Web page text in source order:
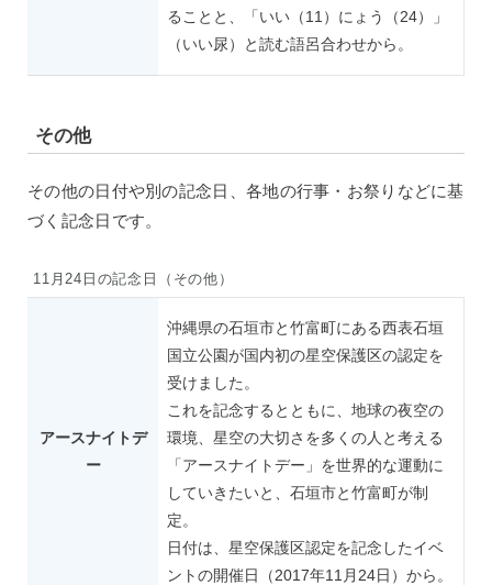
ることと、「いい（11）にょう（24）」
（いい尿）と読む語呂合わせから。
その他
その他の日付や別の記念日、各地の行事・お祭りなどに基
づく記念日です。
11月24日の記念日（その他）
アースナイトデ
ー
沖縄県の石垣市と竹富町にある西表石垣
国立公園が国内初の星空保護区の認定を
受けました。
これを記念するとともに、地球の夜空の
環境、星空の大切さを多くの人と考える
「アースナイトデー」を世界的な運動に
していきたいと、石垣市と竹富町が制
定。
日付は、星空保護区認定を記念したイベ
ントの開催日（2017年11月24日）から。